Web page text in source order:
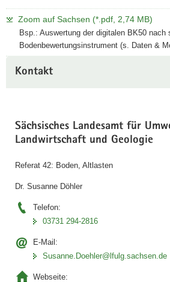
Zoom auf Sachsen (*.pdf, 2,74 MB)
Bsp.: Auswertung der digitalen BK50 nach
Bodenbewertungsinstrument (s. Daten &
Kontakt
Sächsisches Landesamt für
Landwirtschaft und Geologie
Referat 42: Boden, Altlasten
Dr. Susanne Döhler
Telefon:
03731 294-2816
E-Mail:
Susanne.Doehler@lfulg.sachsen.de
Webseite: